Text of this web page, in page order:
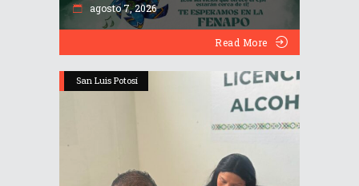
agosto 7, 2026
Read More
San Luis Potosí